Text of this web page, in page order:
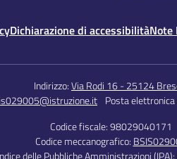
Dichiarazione di accessibilitàNote
Indirizzo:Via Rodi 16 - 25124
Posta
Codice fiscale: 98029040171
Codice meccanografico:
delle Pubbliche Amministrazioni